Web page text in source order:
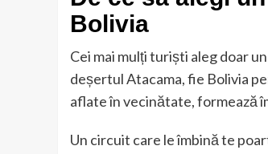
Bolivia
Cei mai mulți turiști aleg doar
deșertul Atacama, fie Bolivia
aflate în vecinătate, formează
Un circuit care le îmbină te